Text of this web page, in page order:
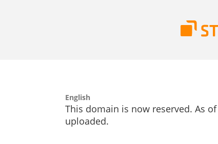
English
This domain is now reserved. As
uploaded.